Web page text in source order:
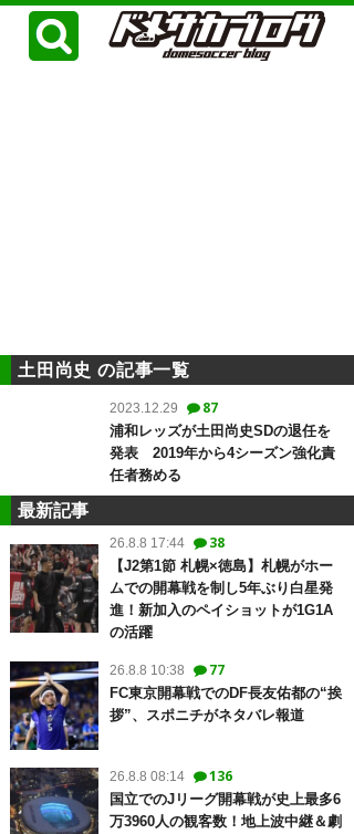
土田尚史 の記事一覧
2023.12.29 87
浦和レッズが土田尚史SDの退任を
発表 2019年から4シーズン強化責
任者務める
最新記事
26.8.8 17:44 38
【J2第1節 札幌×徳島】札幌がホー
ムでの開幕戦を制し5年ぶり白星発
進！新加入のペイショットが1G1A
の活躍
26.8.8 10:38 77
FC東京開幕戦でのDF長友佑都の“挨
拶”、スポニチがネタバレ報道
26.8.8 08:14 136
国立でのJリーグ開幕戦が史上最多6
万3960人の観客数！地上波中継＆劇